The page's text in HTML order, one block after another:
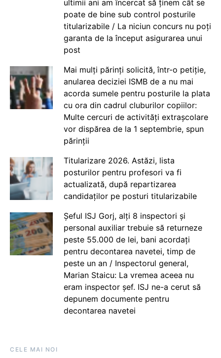
ultimii ani am încercat să ținem cât se
poate de bine sub control posturile
titularizabile / La niciun concurs nu poți
garanta de la început asigurarea unui
post
Mai mulți părinți solicită, într-o petiție,
anularea deciziei ISMB de a nu mai
acorda sumele pentru posturile la plata
cu ora din cadrul cluburilor copiilor:
Multe cercuri de activități extrașcolare
vor dispărea de la 1 septembrie, spun
părinții
Titularizare 2026. Astăzi, lista
posturilor pentru profesori va fi
actualizată, după repartizarea
candidaților pe posturi titularizabile
Șeful ISJ Gorj, alți 8 inspectori și
personal auxiliar trebuie să returneze
peste 55.000 de lei, bani acordați
pentru decontarea navetei, timp de
peste un an / Inspectorul general,
Marian Staicu: La vremea aceea nu
eram inspector șef. ISJ ne-a cerut să
depunem documente pentru
decontarea navetei
CELE MAI NOI